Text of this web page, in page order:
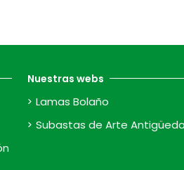
Nuestras webs
Lamas Bolaño
Subastas de Arte